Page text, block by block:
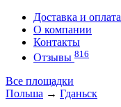
Доставка и оплата
О компании
Контакты
Отзывы 816
Все площадки
Польша → Гданьск